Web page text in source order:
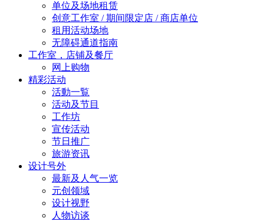
单位及场地租赁
创意工作室 / 期间限定店 / 商店单位
租用活动场地
无障碍通道指南
工作室，店铺及餐厅
网上购物
精彩活动
活動一覧
活动及节目
工作坊
宣传活动
节日推广
旅游资讯
设计号外
最新及人气一览
元创领域
设计视野
人物访谈